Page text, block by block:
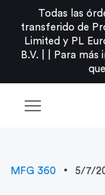
Todas las
transferido de
Limited y PL
B.V. |
Para más
menu
MFG 360 5/7/